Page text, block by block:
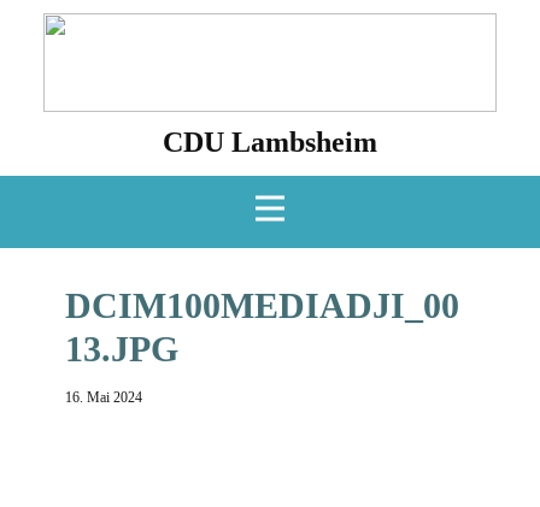
CDU Lambsheim
DCIM100MEDIADJI_00
13.JPG
16. Mai 2024